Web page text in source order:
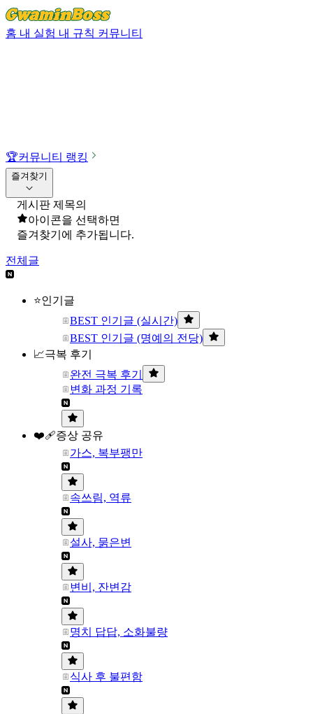
홈 내 실험 내 규칙 커뮤니티
🏆커뮤니티 랭킹
즐겨찾기
게시판 제목의
아이콘을 선택하면
즐겨찾기에 추가됩니다.
전체글
⭐인기글
BEST 인기글 (실시간)
BEST 인기글 (명예의 전당)
📈극복 후기
완전 극복 후기
변화 과정 기록
❤️‍🩹증상 공유
가스, 복부팽만
속쓰림, 역류
설사, 묽은변
변비, 잔변감
명치 답답, 소화불량
식사 후 불편함